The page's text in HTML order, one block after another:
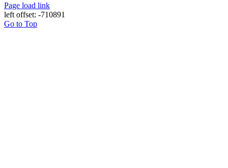
Page load link
left offset: -710891
Go to Top